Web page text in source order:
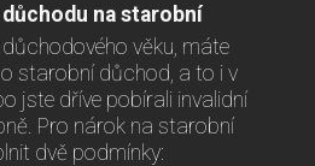
na starobní
věku, máte
starobní důchod, a to i v
jste dříve pobírali invalidní
Pro nárok na starobní
dvě podmínky: